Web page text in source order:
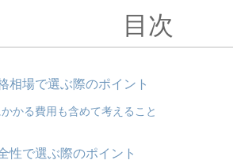
目次
相場で選ぶ際のポイント
かる費用も含めて考えること
性で選ぶ際のポイント